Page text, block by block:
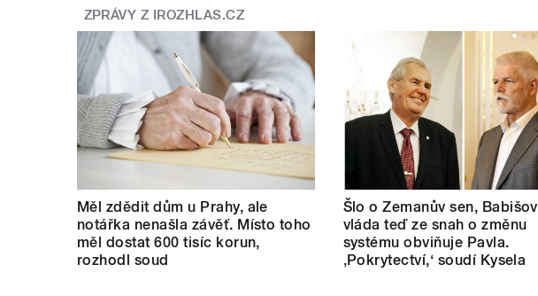
ZPRÁVY Z IROZHLAS.CZ
Měl zdědit dům u Prahy, ale
notářka nenašla závěť. Místo toho
měl dostat 600 tisíc korun,
rozhodl soud
Šlo o Zemanův sen,
vláda teď ze snah o změnu
systému obviňuje Pavla.
‚Pokrytectví,‘ soudí Kysela